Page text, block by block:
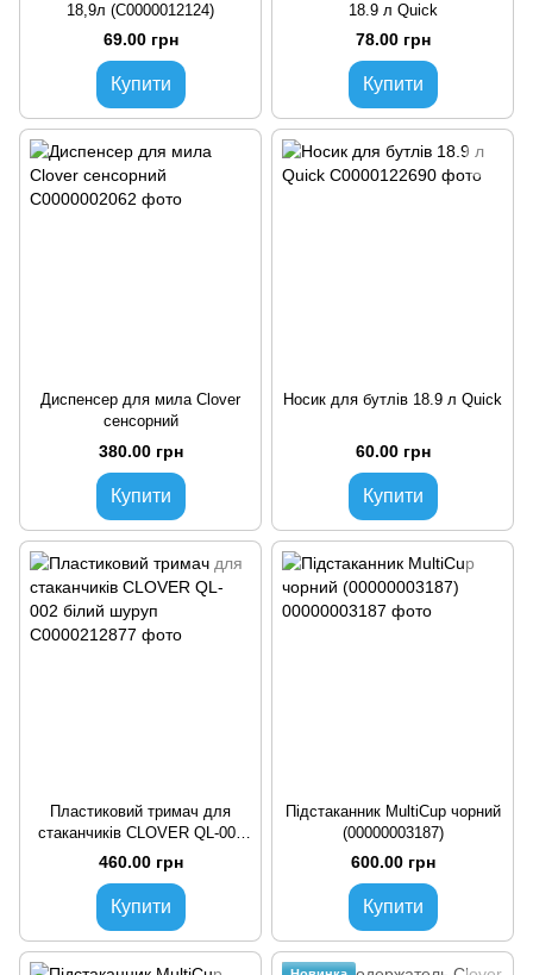
18,9л (C0000012124)
69.00 грн
Купити
18.9 л Quick
78.00 грн
Купити
Диспенсер для мила Clover
сенсорний
380.00 грн
Купити
Носик для бутлів 18.9 л Quick
60.00 грн
Купити
Пластиковий тримач для
стаканчиків CLOVER QL-002
білий шуруп
460.00 грн
Купити
Підстаканник MultiCup чорний
(00000003187)
600.00 грн
Купити